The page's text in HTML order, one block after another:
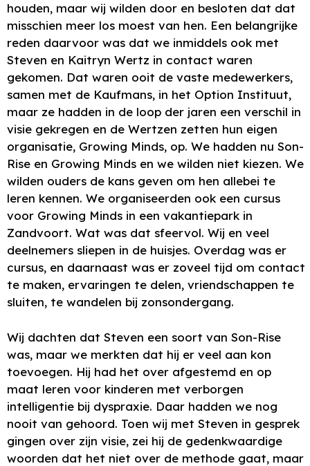
houden, maar wij wilden door en besloten dat dat
misschien meer los moest van hen. Een belangrijke
reden daarvoor was dat we inmiddels ook met
Steven en Kaitryn Wertz in contact waren
gekomen. Dat waren ooit de vaste medewerkers,
samen met de Kaufmans, in het Option Instituut,
maar ze hadden in de loop der jaren een verschil in
visie gekregen en de Wertzen zetten hun eigen
organisatie, Growing Minds, op. We hadden nu Son-
Rise en Growing Minds en we wilden niet kiezen. We
wilden ouders de kans geven om hen allebei te
leren kennen. We organiseerden ook een cursus
voor Growing Minds in een vakantiepark in
Zandvoort. Wat was dat sfeervol. Wij en veel
deelnemers sliepen in de huisjes. Overdag was er
cursus, en daarnaast was er zoveel tijd om contact
te maken, ervaringen te delen, vriendschappen te
sluiten, te wandelen bij zonsondergang.
Wij dachten dat Steven een soort van Son-Rise
was, maar we merkten dat hij er veel aan kon
toevoegen. Hij had het over afgestemd en op
maat leren voor kinderen met verborgen
intelligentie bij dyspraxie. Daar hadden we nog
nooit van gehoord. Toen wij met Steven in gesprek
gingen over zijn visie, zei hij de gedenkwaardige
woorden dat het niet over de methode gaat, maar